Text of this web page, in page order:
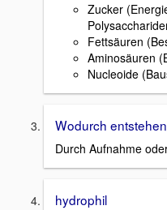
Zucker
Fettsäuren
Aminosäuren
Nucleoide
Wodurch
Durch Aufnahme
hydrophil